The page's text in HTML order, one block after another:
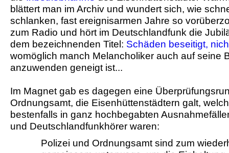
blättert man im Archiv und wundert sich, wie
schlanken, fast ereignisarmen Jahre so
zum Radio und hört im Deutschlandfunk die
dem bezeichnenden Titel: Schäden beseitigt,
womöglich manch Melancholiker auch auf seine
anzuwenden geneigt ist...
Im Magnet gab es dagegen eine
Ordnungsamt, die Eisenhüttenstädtern galt,
bestenfalls in ganz hochbegabten
und Deutschlandfunkhörer waren:
Polizei und Ordnungsamt sind zum